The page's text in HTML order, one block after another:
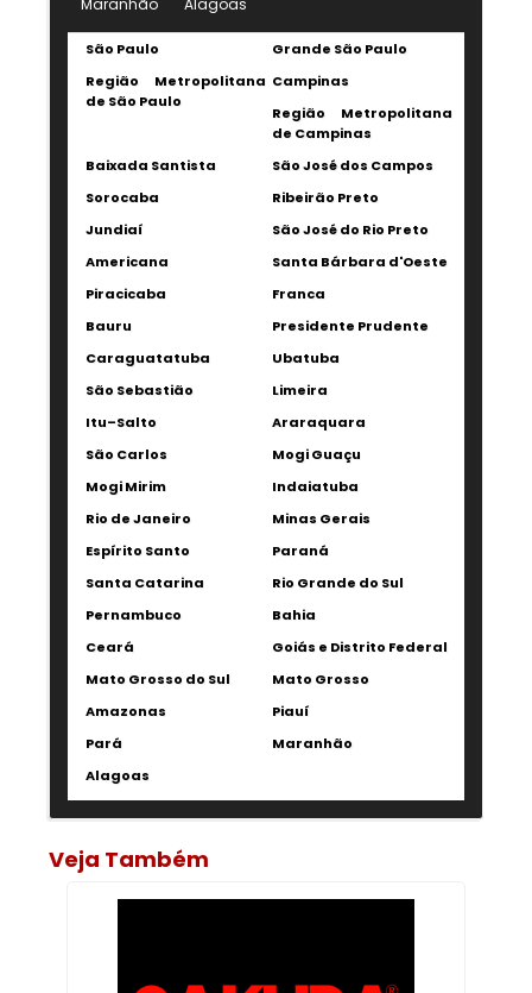
Maranhão Alagoas
São Paulo
Grande São Paulo
Região Metropolitana
de São Paulo
Campinas
Região Metropolitana
de Campinas
Baixada Santista
São José dos Campos
Sorocaba
Ribeirão Preto
Jundiaí
São José do Rio Preto
Americana
Santa Bárbara d'Oeste
Piracicaba
Franca
Bauru
Presidente Prudente
Caraguatatuba
Ubatuba
São Sebastião
Limeira
Itu–Salto
Araraquara
São Carlos
Mogi Guaçu
Mogi Mirim
Indaiatuba
Rio de Janeiro
Minas Gerais
Espírito Santo
Paraná
Santa Catarina
Rio Grande do Sul
Pernambuco
Bahia
Ceará
Goiás e Distrito Federal
Mato Grosso do Sul
Mato Grosso
Amazonas
Piauí
Pará
Maranhão
Alagoas
Veja Também